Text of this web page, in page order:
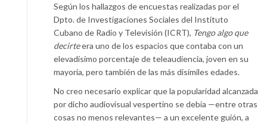
Según los hallazgos de encuestas realizadas por el
Dpto. de Investigaciones Sociales del Instituto
Cubano de Radio y Televisión (ICRT), Tengo algo que
decirteera uno de los espacios que contaba con un
elevadísimo porcentaje de teleaudiencia, joven en su
mayoría, pero también de las más disímiles edades.
No creo necesario explicar que la popularidad alcanzada
por dicho audiovisual vespertino se debía —entre otras
cosas no menos relevantes— a un excelente guión, a